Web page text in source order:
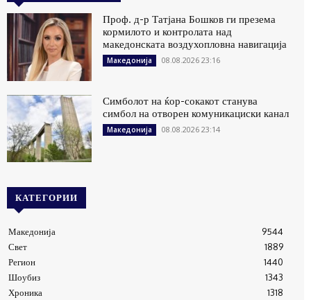
Проф. д-р Татјана Бошков ги презема
кормилото и контролата над
македонската воздухопловна навигација
Македонија 08.08.2026 23:16
Симболот на ќор-сокакот станува
симбол на отворен комуникациски канал
Македонија 08.08.2026 23:14
КАТЕГОРИИ
Македонија
9544
Свет
1889
Регион
1440
Шоубиз
1343
Хроника
1318